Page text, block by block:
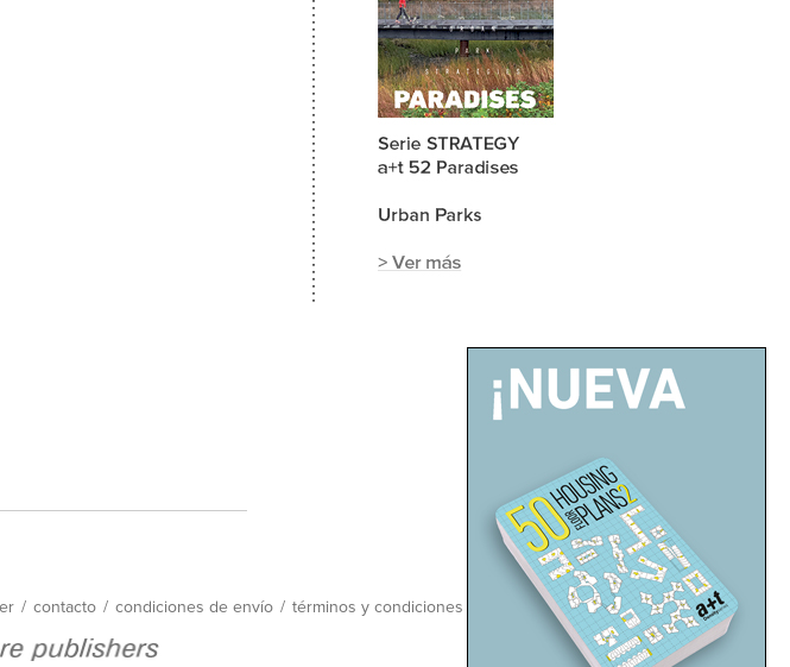
/ contacto / condiciones de envío / términos y condiciones mapa del sitio